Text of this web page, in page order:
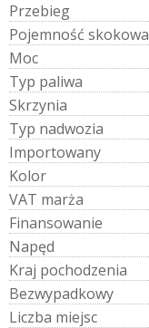
Przebieg
Pojemność skokowa
Moc
Typ paliwa
Skrzynia
Typ nadwozia
Importowany
Kolor
VAT marża
Finansowanie
Napęd
Kraj pochodzenia
Bezwypadkowy
Liczba miejsc